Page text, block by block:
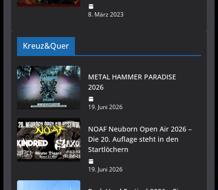
8. März 2023
Kreuz&Quer
METAL HAMMER PARADISE
2026
19. Juni 2026
NOAF Neuborn Open Air 2026 –
Die 20. Auflage steht in den
Startlöchern
19. Juni 2026